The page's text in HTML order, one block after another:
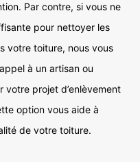
Par contre, si vous ne
pour nettoyer les
votre toiture, nous vous
à un artisan ou
votre projet d’enlèvement
option vous aide à
de votre toiture.